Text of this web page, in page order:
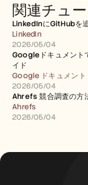
関連チュ
LinkedInにGitHubを
LinkedIn
2026/05/04
Googleドキュメント
イド
Google ドキュメント
2026/05/04
Ahrefs 競合調査の方
Ahrefs
2026/05/04